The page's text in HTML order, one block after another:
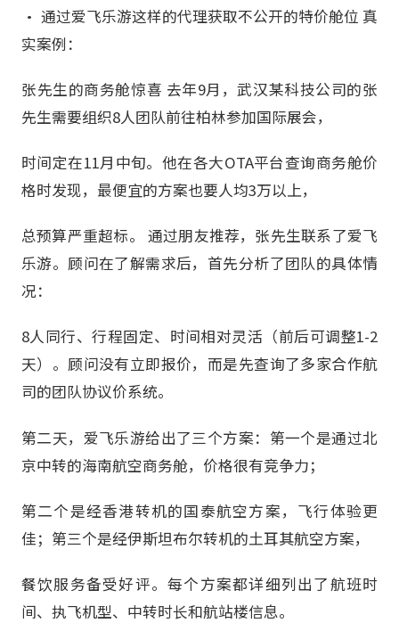
• 通过爱飞乐游这样的代理获取不公开的特价舱位 真
实案例：
张先生的商务舱惊喜 去年9月，武汉某科技公司的张
先生需要组织8人团队前往柏林参加国际展会，
时间定在11月中旬。他在各大OTA平台查询商务舱价
格时发现，最便宜的方案也要人均3万以上，
总预算严重超标。 通过朋友推荐，张先生联系了爱飞
乐游。顾问在了解需求后，首先分析了团队的具体情
况：
8人同行、行程固定、时间相对灵活（前后可调整1-2
天）。顾问没有立即报价，而是先查询了多家合作航
司的团队协议价系统。
第二天，爱飞乐游给出了三个方案：第一个是通过北
京中转的海南航空商务舱，价格很有竞争力；
第二个是经香港转机的国泰航空方案，飞行体验更
佳；第三个是经伊斯坦布尔转机的土耳其航空方案，
餐饮服务备受好评。每个方案都详细列出了航班时
间、执飞机型、中转时长和航站楼信息。